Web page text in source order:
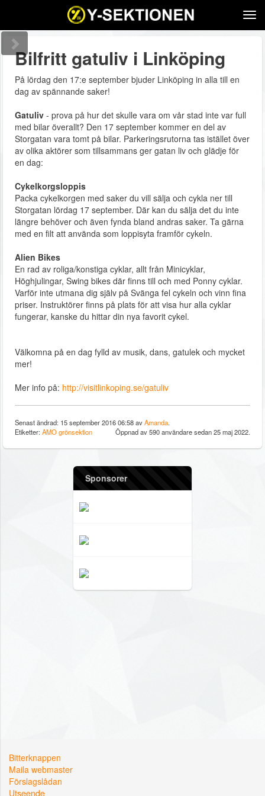
Bilfritt gatuliv i Linköping
På lördag den 17:e september bjuder Linköping in alla till en
dag av spännande saker!
Gatuliv - prova på hur det skulle vara om vår stad inte var full
med bilar överallt? Den 17 september kommer en del av
Storgatan vara tomt på bilar. Parkeringsrutorna tas istället över
av olika aktörer som tillsammans ger gatan liv och glädje för
en dag:
Cykelkorgsloppis
Packa cykelkorgen med saker du vill sälja och cykla ner till
Storgatan lördag 17 september. Där kan du sälja det du inte
längre behöver och även fynda bland andras saker. Ta gärna
med en filt att använda som loppisyta framför cykeln.
Alien Bikes
En rad av roliga/konstiga cyklar, allt från Minicyklar,
Höghjulingar, Swing bikes där finns till och med Ponny cyklar.
Varför inte utmana dig själv på Svänga fel cykeln och vinn fina
priser. Instruktörer finns på plats för att visa hur alla cyklar
fungerar, kanske du hittar din nya favorit cykel.
Välkomna på en dag fylld av musik, dans, gatulek och mycket
mer!
Mer info på: http://visitlinkoping.se/gatuliv
Senast ändrad: 15 september 2016 06:58 avAmanda.
Öppnad av 590 användare sedan 25 maj 2022.
Etiketter:AMOgrönsektion
Sponsorer
Bitterknappen
Maila webmaster
Förslagslådan
Utseende